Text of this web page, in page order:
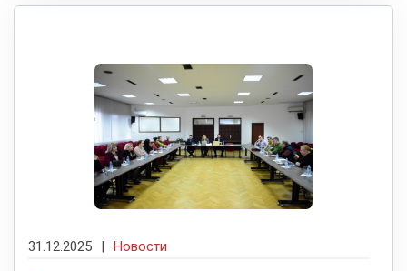
31.12.2025 | Новости